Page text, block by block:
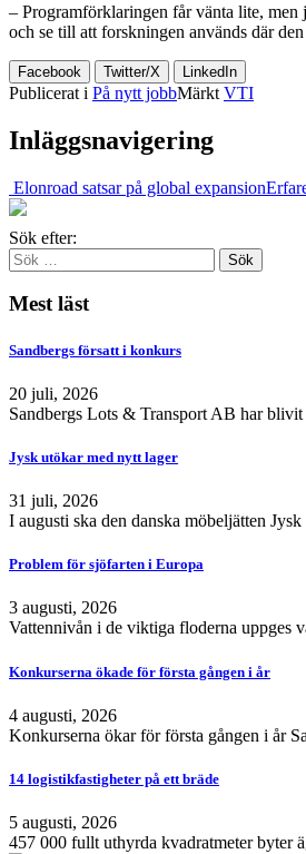
– Programförklaringen får vänta lite, men
och se till att forskningen används där
Facebook Twitter/X LinkedIn
Publicerat i På nytt jobbMärkt VTI
Inläggsnavigering
Elonroad satsar på global expansion
Sök efter:
Mest läst
Sandbergs försatt i konkurs
20 juli, 2026
Sandbergs Lots & Transport AB har
Jysk utökar med nytt lager
31 juli, 2026
I augusti ska den danska möbeljätten
Problem för sjöfarten i Europa
3 augusti, 2026
Vattennivån i de viktiga floderna uppges
Konkurserna ökade för första gången i år
4 augusti, 2026
Konkurserna ökar för första gången i år
14 logistikfastigheter på ett bräde
5 augusti, 2026
457 000 fullt uthyrda kvadratmeter byter